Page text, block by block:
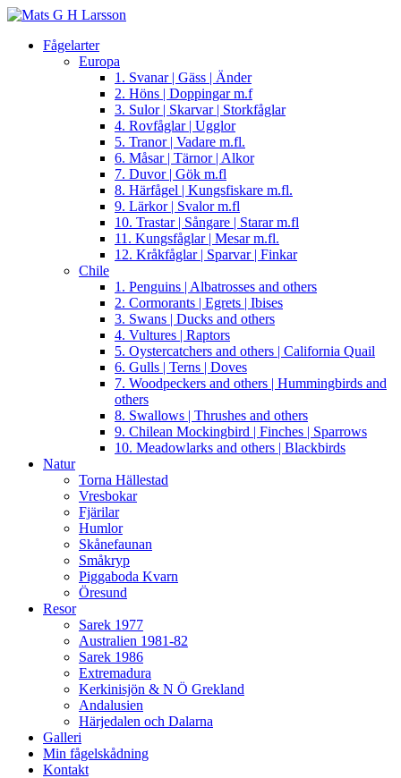
Fågelarter
Europa
1. Svanar | Gäss | Änder
2. Höns | Doppingar m.f
3. Sulor | Skarvar | Storkfåglar
4. Rovfåglar | Ugglor
5. Tranor | Vadare m.fl.
6. Måsar | Tärnor | Alkor
7. Duvor | Gök m.fl
8. Härfågel | Kungsfiskare m.fl.
9. Lärkor | Svalor m.fl
10. Trastar | Sångare | Starar m.fl
11. Kungsfåglar | Mesar m.fl.
12. Kråkfåglar | Sparvar | Finkar
Chile
1. Penguins | Albatrosses and others
2. Cormorants | Egrets | Ibises
3. Swans | Ducks and others
4. Vultures | Raptors
5. Oystercatchers and others | California Quail
6. Gulls | Terns | Doves
7. Woodpeckers and others | Hummingbirds and
others
8. Swallows | Thrushes and others
9. Chilean Mockingbird | Finches | Sparrows
10. Meadowlarks and others | Blackbirds
Natur
Torna Hällestad
Vresbokar
Fjärilar
Humlor
Skånefaunan
Småkryp
Piggaboda Kvarn
Öresund
Resor
Sarek 1977
Australien 1981-82
Sarek 1986
Extremadura
Kerkinisjön & N Ö Grekland
Andalusien
Härjedalen och Dalarna
Galleri
Min fågelskådning
Kontakt